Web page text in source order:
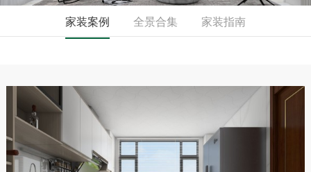
家装案例 全景合集 家装指南